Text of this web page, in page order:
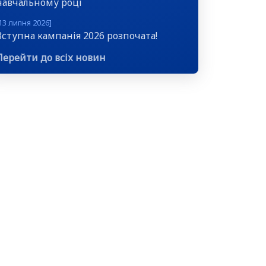
липня 2026]
кампанія 2026 розпочата!
до всіх новин